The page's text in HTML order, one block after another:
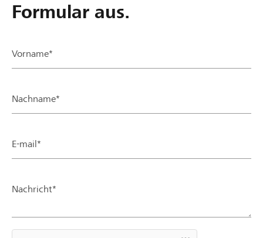
Formular aus.
Vorname*
Nachname*
E-mail*
Nachricht*